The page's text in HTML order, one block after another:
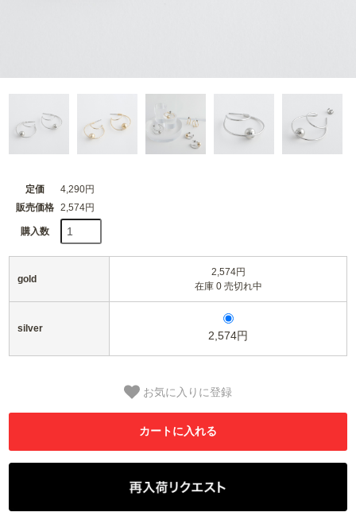
定価
4,290円
販売価格
2,574円
購入数
gold
2,574円
在庫 0 売切れ中
silver
2,574円
お気に入りに登録